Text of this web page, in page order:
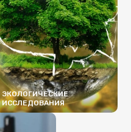
ЭКОЛОГИЧЕСКИЕ
ИССЛЕДОВАНИЯ